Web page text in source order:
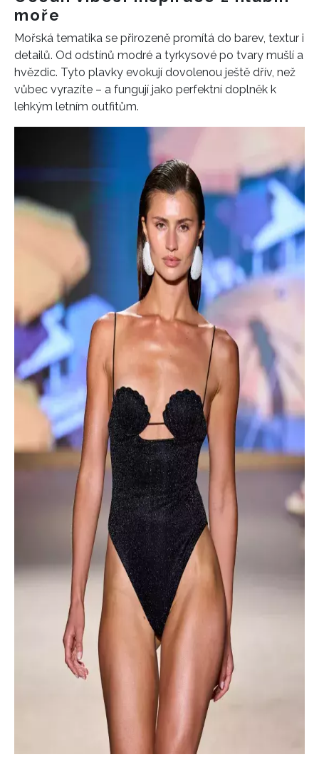
INFORMACE
REDAKCE
moře
Mořská tematika se přirozeně promítá do barev, textur i
detailů. Od odstínů modré a tyrkysové po tvary mušlí a
hvězdic. Tyto plavky evokují dovolenou ještě dřív, než
vůbec vyrazíte – a fungují jako perfektní doplněk k
lehkým letním outfitům.